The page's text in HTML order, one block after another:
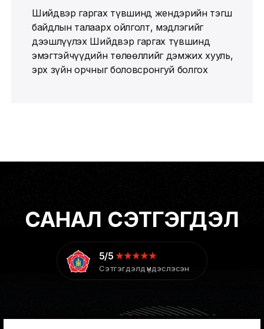
Шийдвэр гаргах түвшинд жендэрийн тэгш
байдлын талаарх ойлголт, мэдлэгийг
дээшлүүлэх Шийдвэр гаргах түвшинд
эмэгтэйчүүдийн төлөөллийг дэмжих хууль,
эрх зүйн орчныг боловсронгуй болгох
САНАЛ СЭТГЭГДЭЛ
5/5
Сэтгэгдэлд үндэслэсэн